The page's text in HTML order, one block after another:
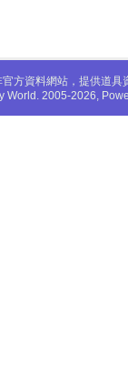
方資料網站，提供道
2005-2026,